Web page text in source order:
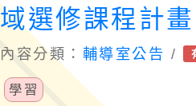
域選修課程計畫
內容分類： 輔導室公告 /
學習